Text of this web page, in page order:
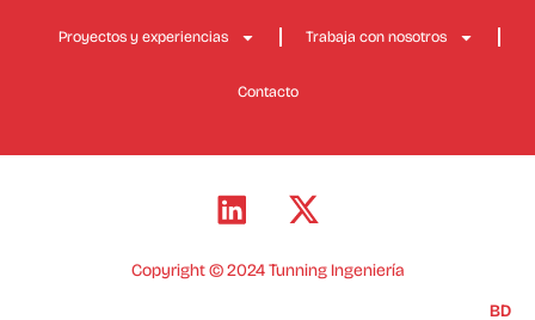
Proyectos y experiencias Trabaja con nosotros
Contacto
Copyright © 2024 Tunning Ingeniería
BD